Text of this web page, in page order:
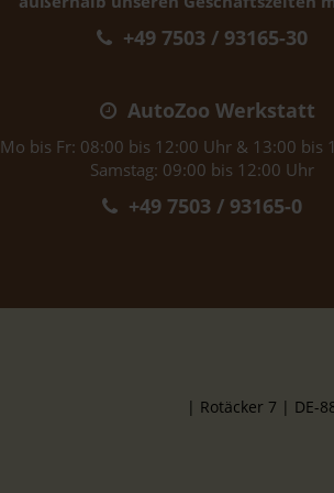
+49 7503 / 93165-30
AutoZoo Werkstatt
Mo bis Fr: 08:00 bis 12:00 Uhr & 13:00 bis
Samstag: 09:00 bis 12:00 Uhr
+49 7503 / 93165-0
| Rotäcker 7 | DE-